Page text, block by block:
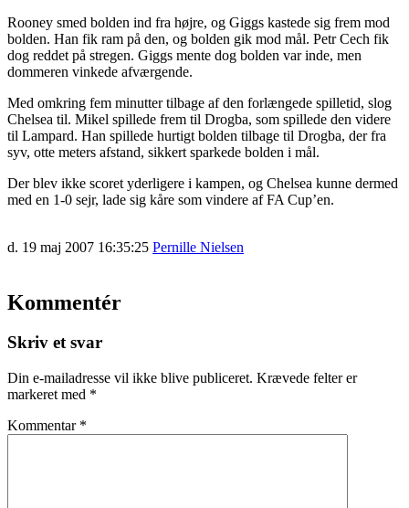
Rooney smed bolden ind fra højre, og Giggs kastede sig frem mod
bolden. Han fik ram på den, og bolden gik mod mål. Petr Cech fik
dog reddet på stregen. Giggs mente dog bolden var inde, men
dommeren vinkede afværgende.
Med omkring fem minutter tilbage af den forlængede spilletid, slog
Chelsea til. Mikel spillede frem til Drogba, som spillede den videre
til Lampard. Han spillede hurtigt bolden tilbage til Drogba, der fra
syv, otte meters afstand, sikkert sparkede bolden i mål.
Der blev ikke scoret yderligere i kampen, og Chelsea kunne dermed
med en 1-0 sejr, lade sig kåre som vindere af FA Cup’en.
d. 19 maj 2007 16:35:25 Pernille Nielsen
Kommentér
Skriv et svar
Din e-mailadresse vil ikke blive publiceret. Krævede felter er
markeret med *
Kommentar *